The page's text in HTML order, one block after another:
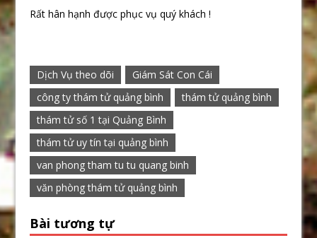
Rất hân hạnh được phục vụ quý khách !
Dịch Vụ theo dõi
Giám Sát Con Cái
công ty thám tử quảng bình
thám tử quảng bình
thám tử số 1 tại Quảng Bình
thám tử uy tín tại quảng bình
van phong tham tu tu quang binh
văn phòng thám tử quảng bình
Bài tương tự